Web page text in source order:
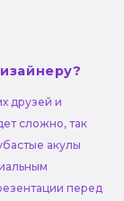
друзей и
сложно, так
акулы
перед